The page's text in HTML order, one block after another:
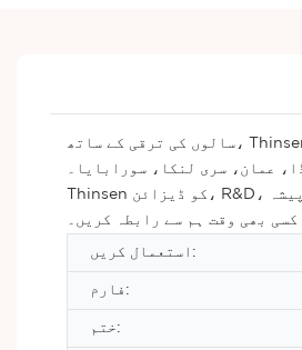
سالوں کی ترقی کے ساتھ، Thinsen اب آئی شیڈو انڈسٹری میں ایک اہم مقام پر فائز ہے۔ ہم ہمیشہ بین الاقوامی معیار کے معیارات اور معیار کے انتظام کے نظام کے ساتھ سختی کے مطابق
عمان، سری لنکا، سورابایا۔
Thinsen کو ڈیزائن، R&D، مینوفیکچرنگ، اور اپ ڈیٹس کے لیے وقف کیا گیا ہے۔ ہمیں پوری امید ہے کہ ہم مختلف شعبوں، ممالک اور خطوں کے صارفین کو اعلیٰ معیار کی مصنوعات اور پیشہ
بھی وقت ہم سے رابطہ کریں۔
استعمال کریں:
فارم:
ختم: